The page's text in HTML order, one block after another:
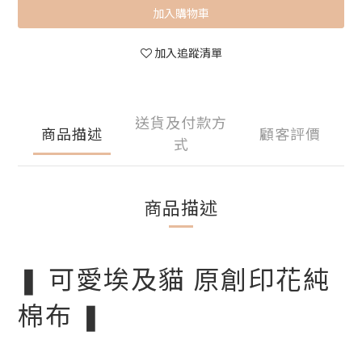
加入購物車
加入追蹤清單
商品描述
送貨及付款方
式
顧客評價
商品描述
❚ 可愛埃及貓 原創印花純
棉布 ❚